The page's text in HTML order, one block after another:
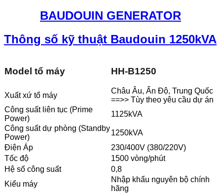
BAUDOUIN GENERATOR
Thông số kỹ thuật Baudouin 1250kVA
Model tổ máy HH-B1250
Xuất xứ tổ máy
Châu Âu, Ấn Độ, Trung Quốc
==>> Tùy theo yêu cầu dự án
Công suất liên tục (Prime
Power)
1125kVA
Công suất dự phòng (Standby
Power)
1250kVA
Điện Áp
230/400V (380/220V)
Tốc độ
1500 vòng/phút
Hệ số công suất
0,8
Kiểu máy
Nhập khẩu nguyên bộ chính
hãng